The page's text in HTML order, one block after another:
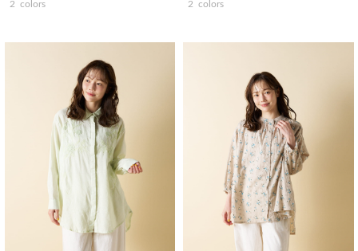
2 colors 2 colors